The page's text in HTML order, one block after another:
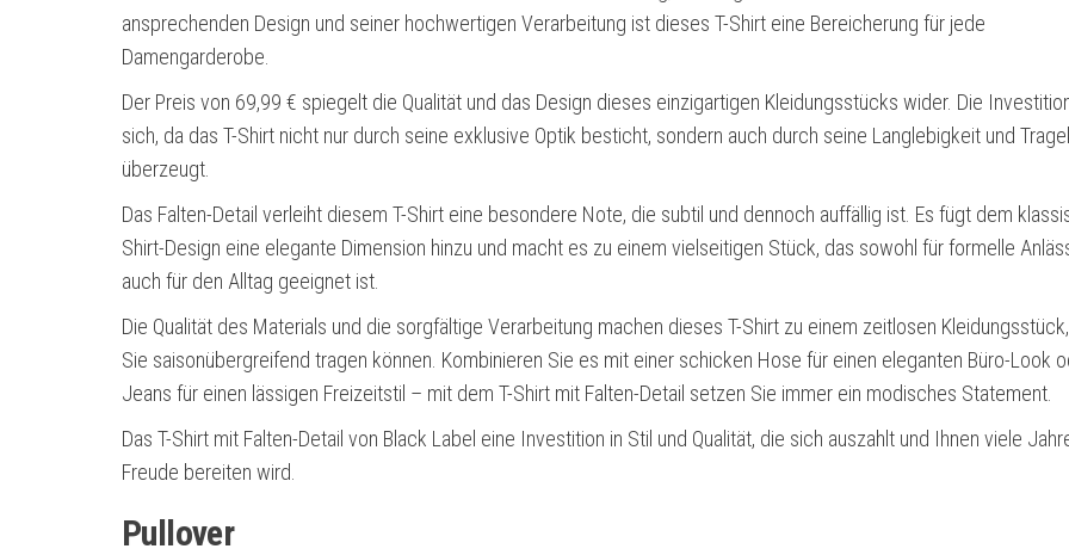
ansprechenden Design und seiner hochwertigen Verarbeitung ist dieses T-Shirt eine Bereicherung für jede
Damengarderobe.
Der Preis von 69,99 € spiegelt die Qualität und das Design dieses einzigartigen Kleidungsstücks wider. Die
sich, da das T-Shirt nicht nur durch seine exklusive Optik besticht, sondern auch durch seine Langlebigkeit und
überzeugt.
Das Falten-Detail verleiht diesem T-Shirt eine besondere Note, die subtil und dennoch auffällig ist. Es fügt dem
Shirt-Design eine elegante Dimension hinzu und macht es zu einem vielseitigen Stück, das sowohl für formelle
auch für den Alltag geeignet ist.
Die Qualität des Materials und die sorgfältige Verarbeitung machen dieses T-Shirt zu einem zeitlosen
Sie saisonübergreifend tragen können. Kombinieren Sie es mit einer schicken Hose für einen eleganten Büro-Look
Jeans für einen lässigen Freizeitstil – mit dem T-Shirt mit Falten-Detail setzen Sie immer ein modisches Statement.
Das T-Shirt mit Falten-Detail von Black Label eine Investition in Stil und Qualität, die sich auszahlt und Ihnen viele
Freude bereiten wird.
Pullover